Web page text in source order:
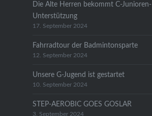
Die Alte Herren bekommt C-Junioren-
Unterstützung
17. September 2024
Fahrradtour der Badmintonsparte
12. September 2024
Unsere G-Jugend ist gestartet
10. September 2024
STEP-AEROBIC GOES GOSLAR
3. September 2024